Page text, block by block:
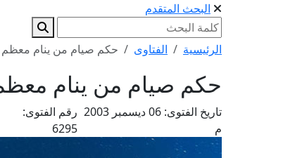
البحث المتقدم
الرئيسية الفتاوى حكم صيام من ينام معظم
حكم صيام من ينام معظم
تاريخ الفتوى:
06 ديسمبر 2003
م
رقم الفتوى:
6295